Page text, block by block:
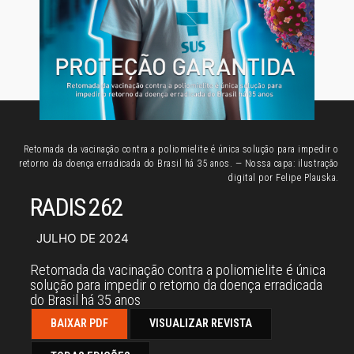
Retomada da vacinação contra a poliomielite é única solução para impedir o
retorno da doença erradicada do Brasil há 35 anos. — Nossa capa: ilustração
digital por Felipe Plauska.
RADIS 262
JULHO DE 2024
Retomada da vacinação contra a poliomielite é única
solução para impedir o retorno da doença erradicada
do Brasil há 35 anos
BAIXAR PDF VISUALIZAR REVISTA